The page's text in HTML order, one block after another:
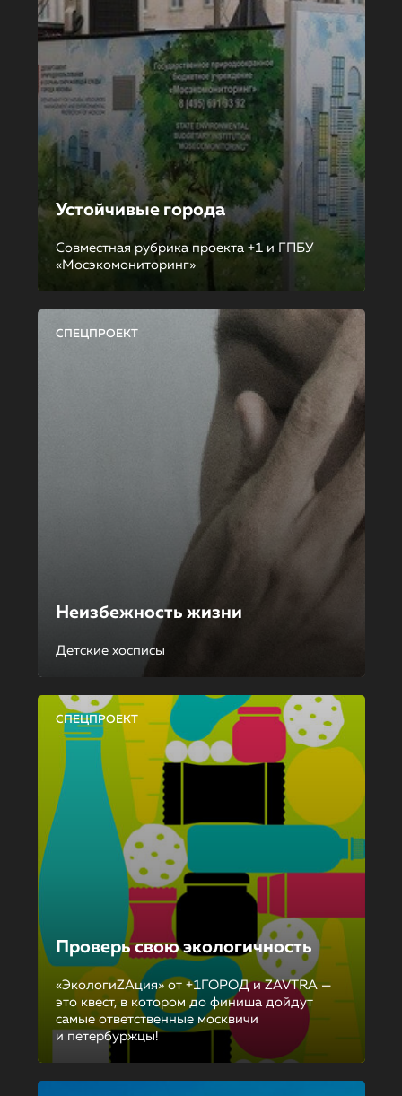
Устойчивые города
Совместная рубрика проекта +1 и ГПБУ
«Мосэкомониторинг»
СПЕЦПРОЕКТ
Неизбежность жизни
Детские хосписы
СПЕЦПРОЕКТ
Проверь свою экологичность
«ЭкологиZAция» от +1ГОРОД и ZAVTRA —
это квест, в котором до финиша дойдут
самые ответственные москвичи
и петербуржцы!